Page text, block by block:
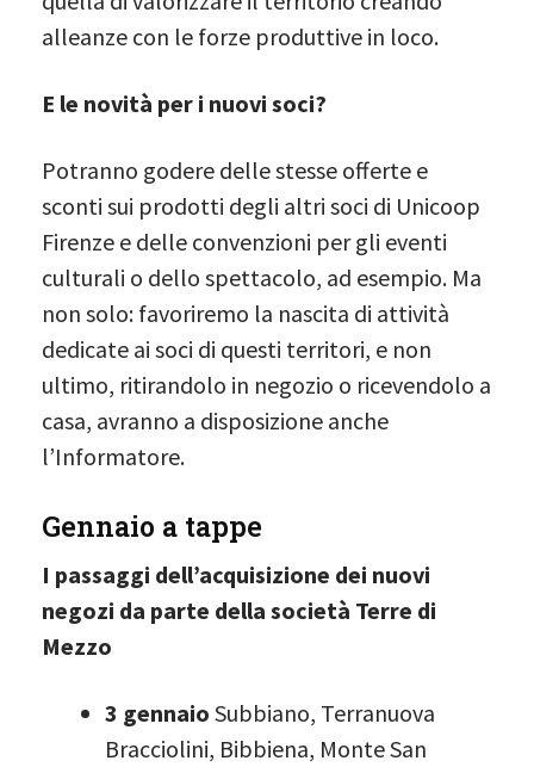
alleanze con le forze produttive in loco.
E le novità per i nuovi soci?
Potranno godere delle stesse offerte e
sconti sui prodotti degli altri soci di Unicoop
Firenze e delle convenzioni per gli eventi
culturali o dello spettacolo, ad esempio. Ma
non solo: favoriremo la nascita di attività
dedicate ai soci di questi territori, e non
ultimo, ritirandolo in negozio o ricevendolo a
casa, avranno a disposizione anche
l’Informatore.
Gennaio a tappe
I passaggi dell’acquisizione dei nuovi
negozi da parte della società Terre di
Mezzo
3 gennaio Subbiano, Terranuova
Bracciolini, Bibbiena, Monte San